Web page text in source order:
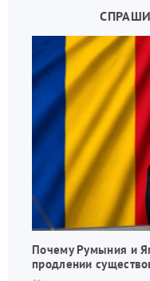
Почему Румыния и
продлении